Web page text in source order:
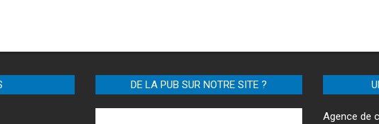
DE LA PUB SUR NOTRE SITE ?
Agence de